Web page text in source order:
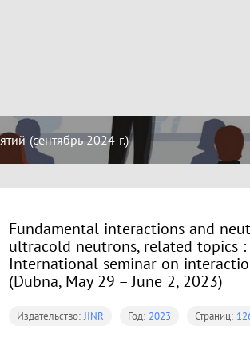
(сентябрь 2024 г.)
Fundamental interactions and
ultracold neutrons, related topics
International seminar оn
(Dubna, May 29 – June 2, 2023)
Издательство:JINR Год: 2023 Страниц: